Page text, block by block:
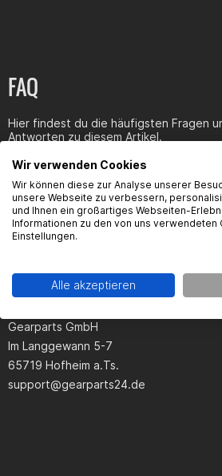
FAQ
Hier findest du die häufigsten Fragen
Antworten zu diesem Artikel.
Produktsicherheit
Hersteller:
Gearparts GmbH
Im Langgewann 5-7
65719 Hofheim a.Ts.
support@gearparts24.de
Wir verwenden Cookies
Wir können diese zur Analyse unserer
unsere Webseite zu verbessern,
und Ihnen ein großartiges Webseiten-
Informationen zu den von uns verwendeten
Einstellungen.
Alle akzeptieren